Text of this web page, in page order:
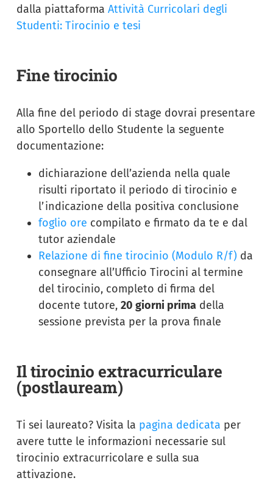
dalla piattaforma Attività Curricolari degli
Studenti: Tirocinio e tesi
Fine tirocinio
Alla fine del periodo di stage dovrai presentare
allo Sportello dello Studente la seguente
documentazione:
dichiarazione dell’azienda nella quale
risulti riportato il periodo di tirocinio e
l’indicazione della positiva conclusione
foglio ore compilato e firmato da te e dal
tutor aziendale
Relazione di fine tirocinio (Modulo R/f) da
consegnare all’Ufficio Tirocini al termine
del tirocinio, completo di firma del
docente tutore, 20 giorni prima della
sessione prevista per la prova finale
Il tirocinio extracurriculare
(postlauream)
Ti sei laureato? Visita la pagina dedicata per
avere tutte le informazioni necessarie sul
tirocinio extracurricolare e sulla sua
attivazione.